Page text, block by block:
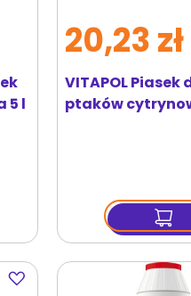
5 l
VITAPOL Piasek
ptaków
20,23 zł
Dodaj
do